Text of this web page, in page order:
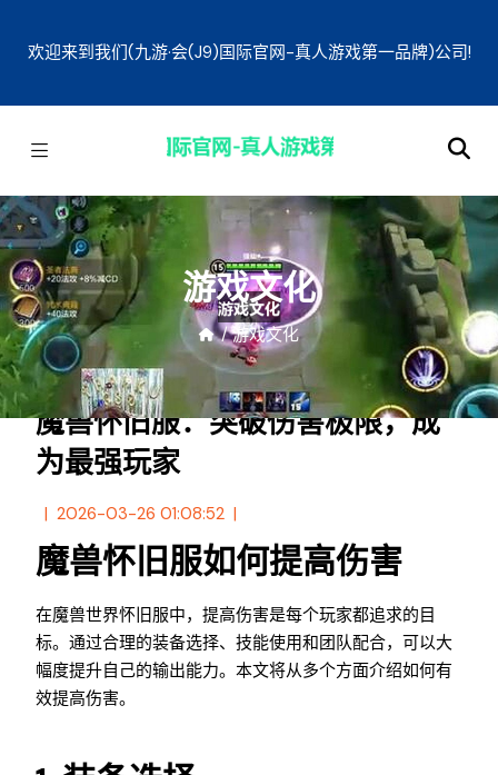
欢迎来到我们(九游·会(J9)国际官网-真人游戏第一品牌)公司!
游戏文化
/ 游戏文化
魔兽怀旧服：突破伤害极限，成
为最强玩家
2026-03-26 01:08:52
魔兽怀旧服如何提高伤害
在魔兽世界怀旧服中，提高伤害是每个玩家都追求的目
标。通过合理的装备选择、技能使用和团队配合，可以大
幅度提升自己的输出能力。本文将从多个方面介绍如何有
效提高伤害。